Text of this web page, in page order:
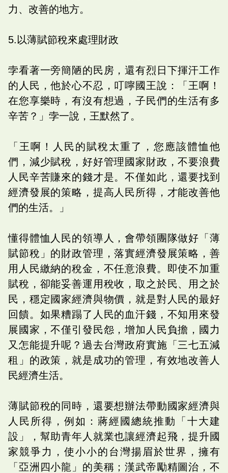
力、改善的地方。
5.以薄賦節稅來處理財政
孛看著一旁簡陋的民房，還有烈日下揮汗工作
的人民，他於心不忍，叮嚀國王說：「王啊！
在您享樂時，有沒有想過，子民們的生活有多
辛苦？」孛一說，王默然了。
「王啊！人民的賦稅太重了，您應該體恤他
們，減少賦稅，好好管理國家財政，不要浪費
人民辛苦賺來的錢才是。不僅如此，還要找到
經濟發展的策略，提高人民所得，才能改善他
們的生活。」
懂得體恤人民的領導人，會帶領團隊做好「薄
賦節稅」的財政管理，落實經濟發展策略，善
用人民繳納的稅金，不任意浪費。即使不加重
賦稅，卻能妥善運用稅收，取之於民、用之於
民，穩定國家經濟與物價，就是對人民的最好
回饋。如果糟蹋了人民的血汗錢，不知用來發
展國家，不僅引發民怨，增加人民負擔，國力
又怎能提升呢？過去台灣政府實施「三七五減
租」的政策，就是成功的管理，有效地改善人
民經濟生活。
薄賦節稅的同時，還要想辦法帶動國家經濟與
人民所得，例如：蔣經國總統推動「十大建
設」，幫助青年人就業也讓經濟起飛，提升國
家競爭力，使小小的台灣揚眉於世界，擁有
「亞洲四小龍」的美稱；漢武帝勵精圖治，不